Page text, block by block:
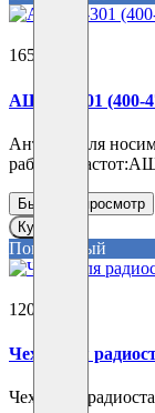
1650 ₽
АШ РК-301 (400-
Антенна для
рабочих
Быстрый просмотр
Купить
Популярный
1200 ₽
Чехол для
Чехол для